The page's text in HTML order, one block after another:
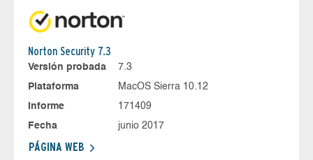
Norton Security 7.3
Versión probada
7.3
Plataforma
MacOS Sierra 10.12
Informe
171409
Fecha
junio 2017
PÁGINA WEB